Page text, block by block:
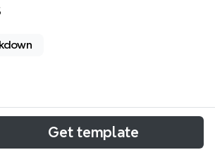
mind map template de
esquema detallado de actividades
Get template